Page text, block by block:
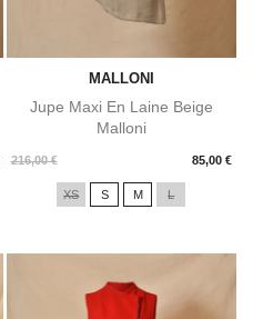
MALLONI
Jupe Maxi En Laine Beige
Malloni
216,00 € 85,00 €
Prix
XS S M L